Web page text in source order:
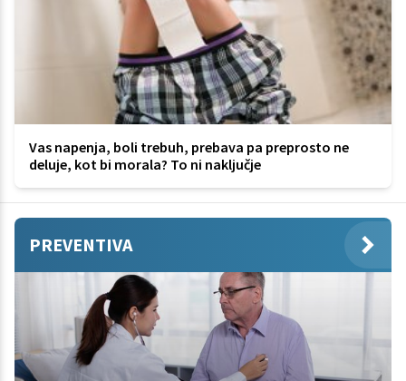
Vas napenja, boli trebuh, prebava pa preprosto ne
deluje, kot bi morala? To ni naključje
PREVENTIVA